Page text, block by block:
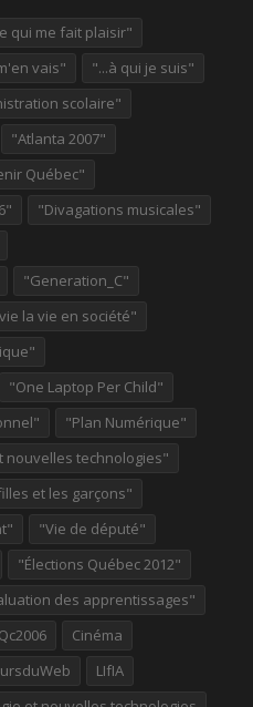
qui me fait plaisir"
vais"
"...à qui je suis"
scolaire"
"Atlanta 2007"
Québec"
"Divagations musicales"
"Generation_C"
la vie en société"
"One Laptop Per Child"
"Plan Numérique"
nouvelles technologies"
et les garçons"
"Vie de député"
"Élections Québec 2012"
des apprentissages"
Cinéma
LIfIA